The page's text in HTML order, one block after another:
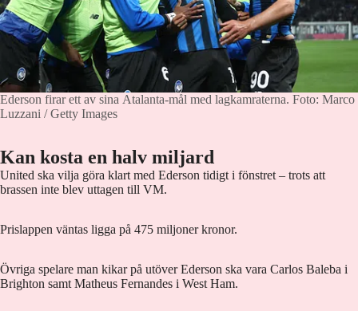
Ederson firar ett av sina Atalanta-mål med lagkamraterna. Foto: Marco
Luzzani / Getty Images
Kan kosta en halv miljard
United ska vilja göra klart med Ederson tidigt i fönstret – trots att
brassen inte blev uttagen till VM.
Prislappen väntas ligga på 475 miljoner kronor.
Övriga spelare man kikar på utöver Ederson ska vara Carlos Baleba i
Brighton samt Matheus Fernandes i West Ham.